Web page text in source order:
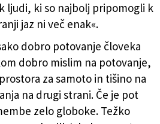
ljudi, ki so najbolj pripomogli k
jaz ni več enak«.
dobro potovanje človeka
dobro mislim na potovanje,
za samoto in tišino na
na drugi strani. Če je pot
zelo globoke. Težko